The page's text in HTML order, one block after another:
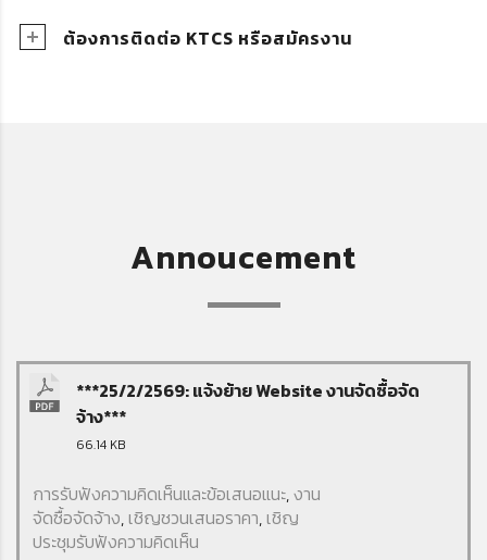
ต้องการติดต่อ KTCS หรือสมัครงาน
Annoucement
***25/2/2569: แจ้งย้าย Website งานจัดซื้อจัด
จ้าง***
66.14 KB
การรับฟังความคิดเห็นและข้อเสนอแนะ,งาน
จัดซื้อจัดจ้าง,เชิญชวนเสนอราคา,เชิญ
ประชุมรับฟังความคิดเห็น